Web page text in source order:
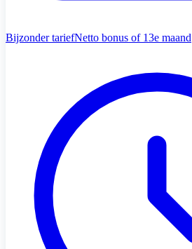
Bijzonder tariefNetto bonus of 13e maand